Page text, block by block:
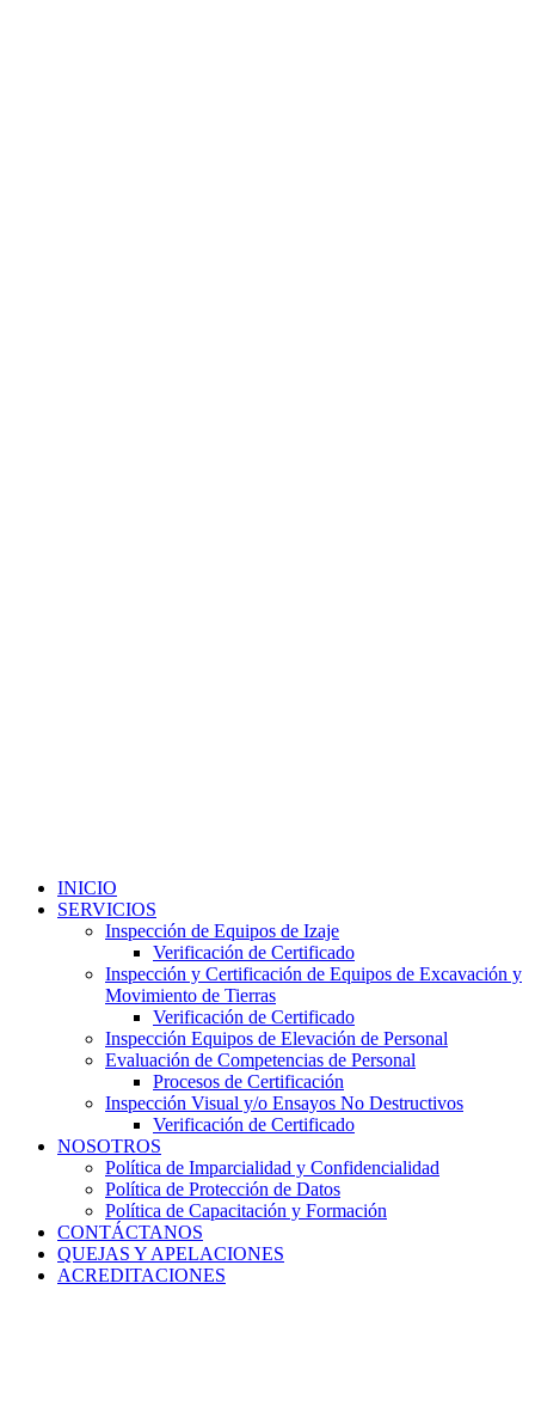
INICIO
SERVICIOS
Inspección de Equipos de Izaje
Verificación de Certificado
Inspección y Certificación de Equipos de Excavación y
Movimiento de Tierras
Verificación de Certificado
Inspección Equipos de Elevación de Personal
Evaluación de Competencias de Personal
Procesos de Certificación
Inspección Visual y/o Ensayos No Destructivos
Verificación de Certificado
NOSOTROS
Política de Imparcialidad y Confidencialidad
Política de Protección de Datos
Política de Capacitación y Formación
CONTÁCTANOS
QUEJAS Y APELACIONES
ACREDITACIONES